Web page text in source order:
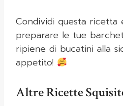
Condividi questa ricetta
preparare le tue
ripiene di bucatini alla
appetito!
Altre Ricette